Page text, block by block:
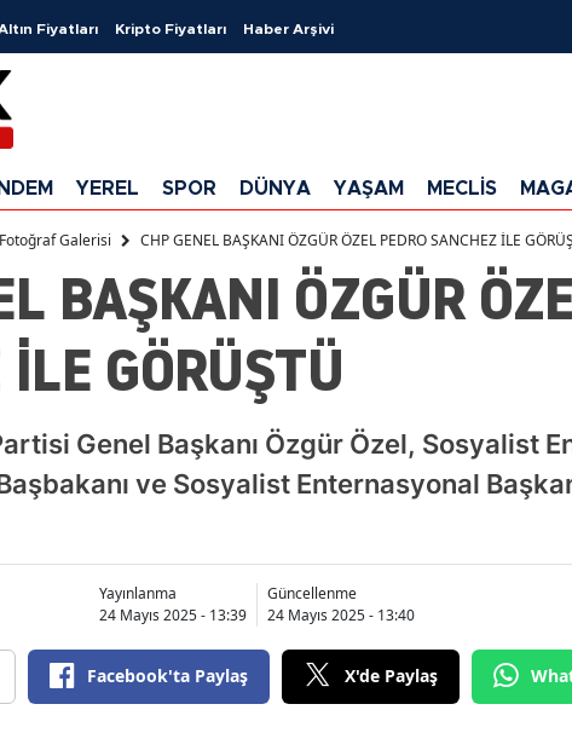
Fiyatları Kripto Fiyatları Haber Arşivi
YEREL SPOR DÜNYA YAŞAM MECLİS
Fotoğraf Galerisi CHP GENEL BAŞKANI ÖZGÜR ÖZEL PEDRO SANCHEZ İLE
BAŞKANI ÖZGÜR
GÖRÜŞTÜ
Genel Başkanı Özgür Özel, Sosyalist
ve Sosyalist Enternasyonal
Yayınlanma
24 Mayıs 2025 - 13:39
Güncellenme
24 Mayıs 2025 - 13:40
Facebook'ta Paylaş X'de Paylaş